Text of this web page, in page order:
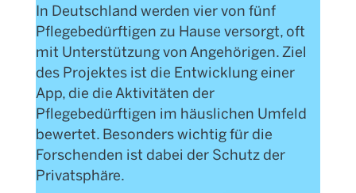
In Deutschland werden vier von fünf
Pflegebedürftigen zu Hause versorgt, oft
mit Unterstützung von Angehörigen. Ziel
des Projektes ist die Entwicklung einer
App, die die Aktivitäten der
Pflegebedürftigen im häuslichen Umfeld
bewertet. Besonders wichtig für die
Forschenden ist dabei der Schutz der
Privatsphäre.